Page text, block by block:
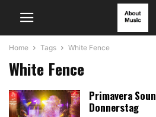
Home Tags White Fence
White Fence
Primavera
Donnerstag